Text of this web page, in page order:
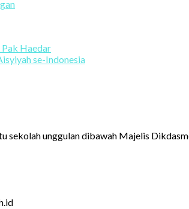
Haedar
se-Indonesia
sekolah unggulan dibawah Majelis